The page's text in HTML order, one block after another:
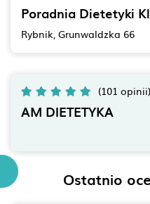
Poradnia Dietetyki
Rybnik, Grunwaldzka 66
(101 opinii)
AM DIETETYKA
Ostatnio